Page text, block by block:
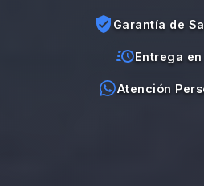
Garantía de
Entrega
Atención